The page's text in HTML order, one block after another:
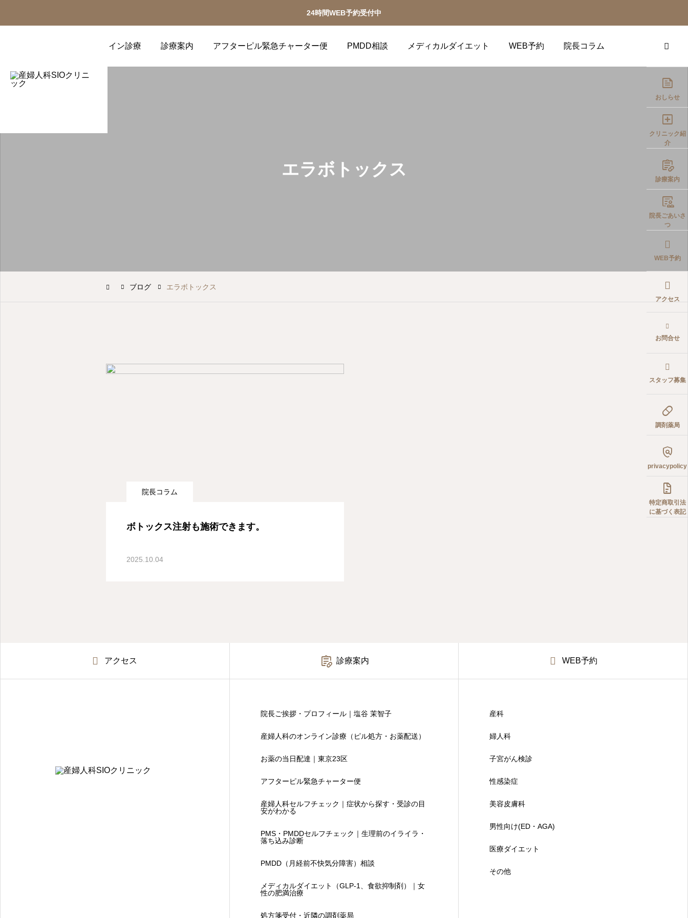
24時間WEB予約受付中
オンライン診療 診療案内 アフターピル緊急チャーター便 PMDD相談 メディカルダイエット WEB予約 院長コラム

おしらせ

クリニック紹
介

診療案内

院長ごあいさ
つ
WEB予約
アクセス
お問合せ
スタッフ募集

調剤薬局

privacypolicy

特定商取引法
に基づく表記
エラボトックス
ブログ エラボトックス
院長コラム
ボトックス注射も施術できます。
2025.10.04
アクセス  診療案内 WEB予約
院長ご挨拶・プロフィール｜塩谷 茉智子
産婦人科のオンライン診療（ピル処方・お薬配送）
お薬の当日配達｜東京23区
アフターピル緊急チャーター便
産婦人科セルフチェック｜症状から探す・受診の目
安がわかる
PMS・PMDDセルフチェック｜生理前のイライラ・
落ち込み診断
PMDD（月経前不快気分障害）相談
メディカルダイエット（GLP-1、食欲抑制剤）｜女
性の肥満治療
処方箋受付・近隣の調剤薬局
産科
婦人科
子宮がん検診
性感染症
美容皮膚科
男性向け(ED・AGA)
医療ダイエット
その他